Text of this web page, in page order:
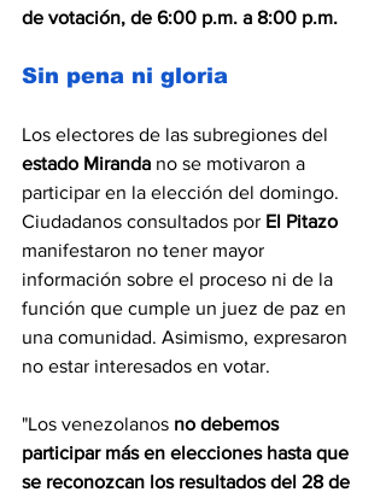
de votación, de 6:00 p.m. a 8:00 p.m.
Sin pena ni gloria
Los electores de las subregiones del
estado Miranda no se motivaron a
participar en la elección del domingo.
Ciudadanos consultados por El Pitazo
manifestaron no tener mayor
información sobre el proceso ni de la
función que cumple un juez de paz en
una comunidad. Asimismo, expresaron
no estar interesados en votar.
"Los venezolanos no debemos
participar más en elecciones hasta que
se reconozcan los resultados del 28 de